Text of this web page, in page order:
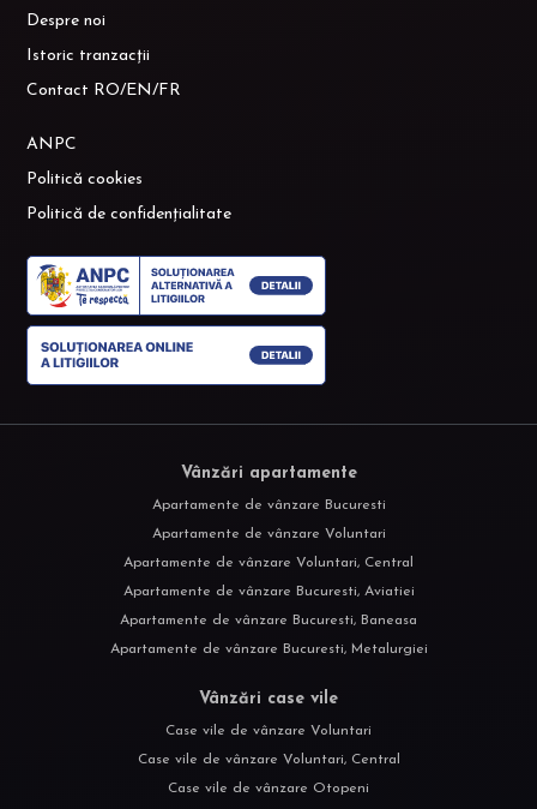
Despre noi
Istoric tranzacții
Contact RO/EN/FR
ANPC
Politică cookies
Politică de confidențialitate
Vânzări apartamente
Apartamente de vânzare Bucuresti
Apartamente de vânzare Voluntari
Apartamente de vânzare Voluntari, Central
Apartamente de vânzare Bucuresti, Aviatiei
Apartamente de vânzare Bucuresti, Baneasa
Apartamente de vânzare Bucuresti, Metalurgiei
Vânzări case vile
Case vile de vânzare Voluntari
Case vile de vânzare Voluntari, Central
Case vile de vânzare Otopeni